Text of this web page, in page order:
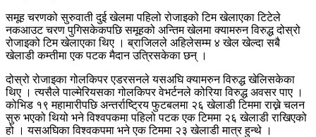
समूह चरणको सुरुवाती दुई खेलमा पहिलो रोजाइको टिम खेलाएका टिटेले
नकआउट चरण पुगिसकेकपछि समूहको अन्तिम खेलमा क्यामरुन विरुद्ध दोस्रो
रोजाइको टिम खेलाएका थिए । ब्राजिलले अहिलेसम्म ४ खेल खेल्दा सबै
खेलाडी कम्तीमा एक पटक मैदान उत्रिसकेका छन् ।
दोस्रो रोजाइका गोलकिपर एडरसनले यसअघि क्यामरुन विरुद्ध खेलिसकेका
थिए । त्यसैले पाल्मेरियसका गोलकिपर वेभर्टनले कोरिया विरुद्ध अवसर पाए ।
कोभिड १९ महामारीपछि अन्तर्राष्ट्रिय फुटबलमा २६ खेलाडी टिममा राख्ने चलन
सुरु भएको थियो भने विश्वपकमा पहिलो पटक एक टिममा २६ खेलाडी राखिएको
हो । यसअघिका विश्वकपमा भने एक टिममा २३ खेलाडी मात्र हुन्थे ।